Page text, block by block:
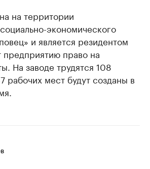
на территории
экономического
и является резидентом
право на
На заводе трудятся 108
рабочих мест будут созданы в